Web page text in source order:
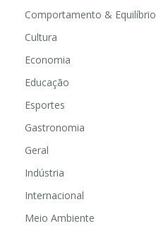
Comportamento & Equilíbrio
Cultura
Economia
Educação
Esportes
Gastronomia
Geral
Indústria
Internacional
Meio Ambiente